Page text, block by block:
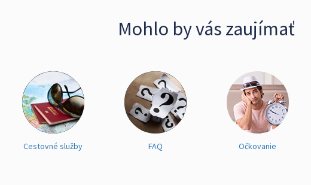
Mohlo by vás zaujímať
Cestovné služby FAQ Očkovanie